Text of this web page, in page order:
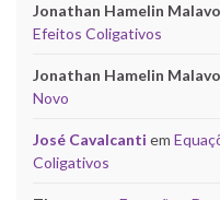
Jonathan Hamelin
Efeitos Coligativos
Jonathan Hamelin
Novo
José Cavalcanti em
Coligativos